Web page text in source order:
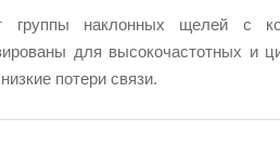
группы наклонных щелей с
для высокочастотных и
потери связи.